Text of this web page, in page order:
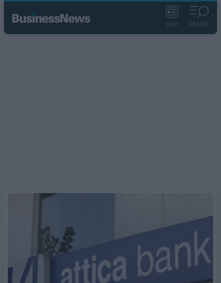
ΡΟΗ ΜΕΝΟΥ